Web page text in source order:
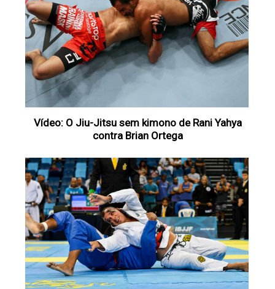
Vídeo: O Jiu-Jitsu sem kimono de Rani Yahya
contra Brian Ortega